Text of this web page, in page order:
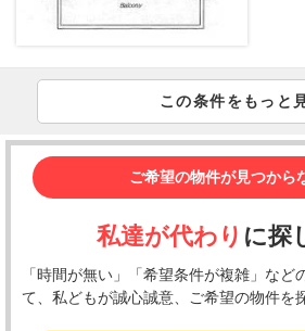
この条件をもっと
ご希望の物件が見つから
私達が代わり に探
「時間が無い」「希望条件が複雑」など
て、私どもが誠心誠意、ご希望の物件を